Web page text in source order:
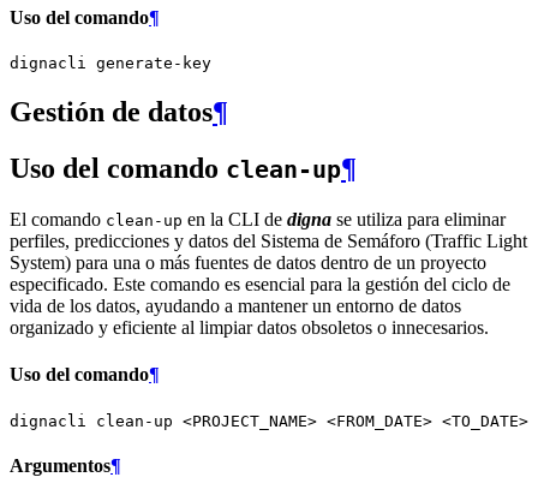
Uso del comando¶
dignacli
Gestión de datos¶
Uso del comando clean-up¶
El comando clean-up en la CLI de digna se utiliza para eliminar
perfiles, predicciones y datos del Sistema de Semáforo (Traffic Light
System) para una o más fuentes de datos dentro de un proyecto
especificado. Este comando es esencial para la gestión del ciclo de
vida de los datos, ayudando a mantener un entorno de datos
organizado y eficiente al limpiar datos obsoletos o innecesarios.
Uso del comando¶
dignacli clean-up <PROJECT_NAME> <FROM_DATE> <TO_DATE>
Argumentos¶